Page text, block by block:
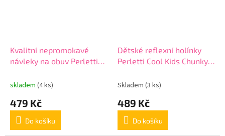
Kvalitní nepromokavé
návleky na obuv Perletti
Nero, 95047
skladem (4 ks)
479 Kč
Do košíku
Dětské reflexní holínky
Perletti Cool Kids Chunky,
Skladem (3 ks)
489 Kč
Do košíku